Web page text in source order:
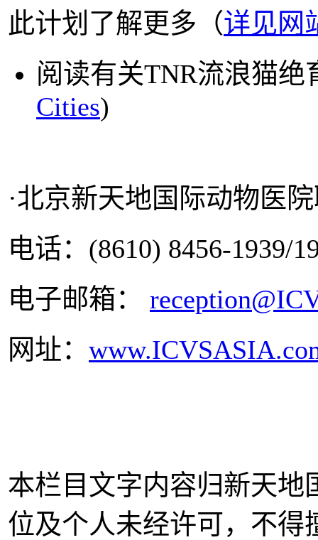
此计划了解更多（详见网
阅读有关TNR流浪猫绝
Cities)
·北京新天地国际动物医
电话：(8610) 8456-1939/
电子邮箱：
网址：
本栏目文字内容归新天地
位及个人未经许可，不得